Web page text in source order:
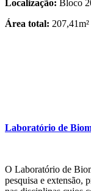
Localização: Bloco
Área total: 207,41m²
Laboratório de
O Laboratório de
pesquisa e extensão,